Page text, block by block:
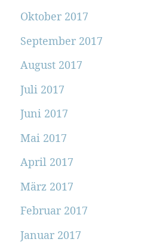
Oktober 2017
September 2017
August 2017
Juli 2017
Juni 2017
Mai 2017
April 2017
März 2017
Februar 2017
Januar 2017